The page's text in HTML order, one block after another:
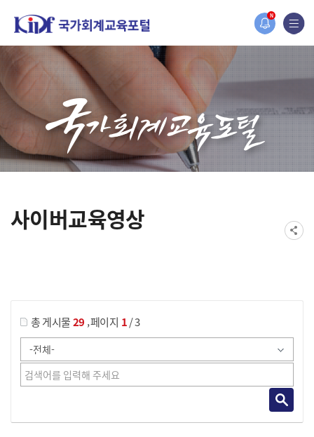
N
홈페이지가 새롭게 개편되었습니다.
한국조세재정연구원홈페이지가 새롭게 개설되었습니다.
사이버교육영상
총 게시물29 ,페이지 1/ 3